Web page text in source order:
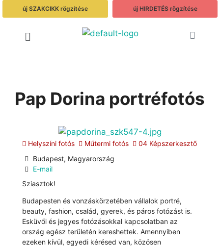
új SZAKCIKK rögzítése új HIRDETÉS rögzítése
Pap Dorina portréfotós
Helyszíni fotós Műtermi fotós
04 Képszerkesztő
Budapest, Magyarország
E-mail
Sziasztok!
Budapesten és vonzáskörzetében vállalok portré,
beauty, fashion, család, gyerek, és páros fotózást is.
Esküvői és jegyes fotózásokkal kapcsolatban az
ország egész területén kereshettek. Amennyiben
ezeken kívül, egyedi kérésed van, közösen